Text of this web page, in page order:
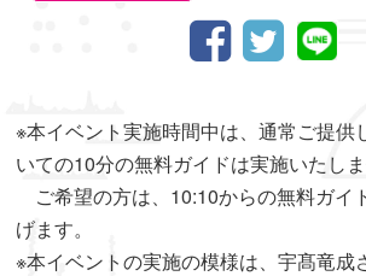
※本イベント実施時間中は、通常ご提供
いての10分の無料ガイドは実施いたしま
ご希望の方は、10:10からの無料ガイ
げます。
※本イベントの実施の模様は、宇髙竜成